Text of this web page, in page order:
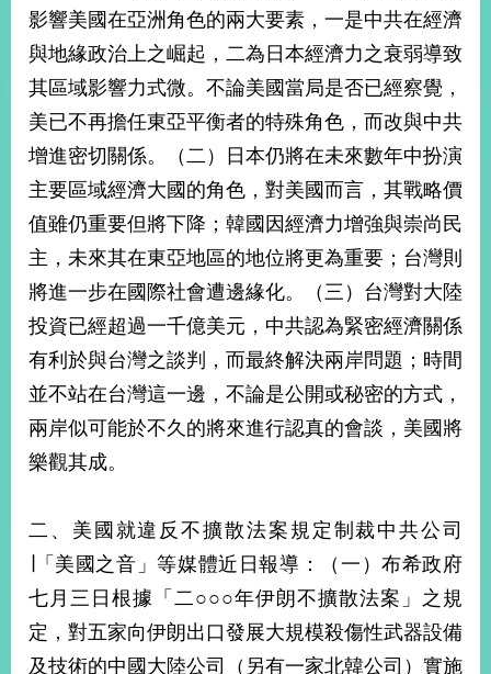
外
交
經
濟
日
不
落
海
和
平
護
照
首
頁
網
站
覽
關
本
新
聞
中
心
影響美國在亞洲角色的兩大要素，一是中共在經濟
與地緣政治上之崛起，二為日本經濟力之衰弱導致
其區域影響力式微。不論美國當局是否已經察覺，
美已不再擔任東亞平衡者的特殊角色，而改與中共
增進密切關係。（二）日本仍將在未來數年中扮演
主要區域經濟大國的角色，對美國而言，其戰略價
值雖仍重要但將下降；韓國因經濟力增強與崇尚民
主，未來其在東亞地區的地位將更為重要；台灣則
將進一步在國際社會遭邊緣化。（三）台灣對大陸
投資已經超過一千億美元，中共認為緊密經濟關係
有利於與台灣之談判，而最終解決兩岸問題；時間
並不站在台灣這一邊，不論是公開或秘密的方式，
兩岸似可能於不久的將來進行認真的會談，美國將
樂觀其成。
二、美國就違反不擴散法案規定制裁中共公司
∣「美國之音」等媒體近日報導：（一）布希政府
七月三日根據「二○○○年伊朗不擴散法案」之規
定，對五家向伊朗出口發展大規模殺傷性武器設備
及技術的中國大陸公司（另有一家北韓公司）實施